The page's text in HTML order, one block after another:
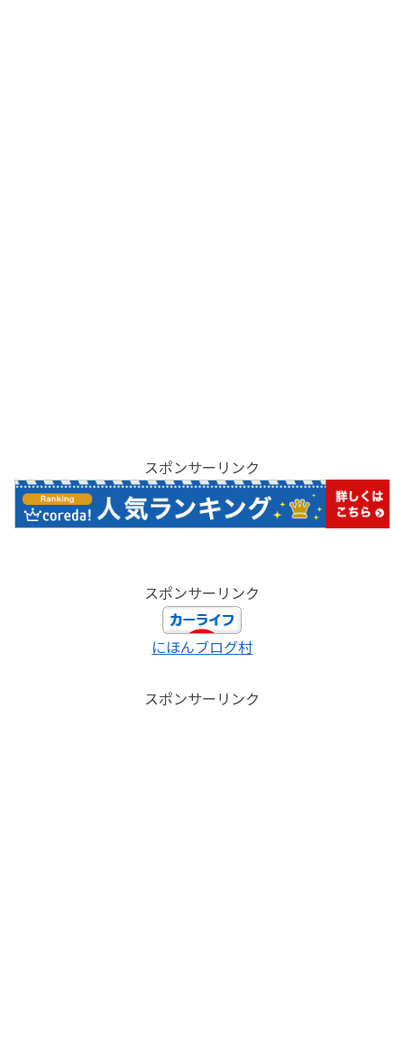
スポンサーリンク
スポンサーリンク
にほんブログ村
スポンサーリンク